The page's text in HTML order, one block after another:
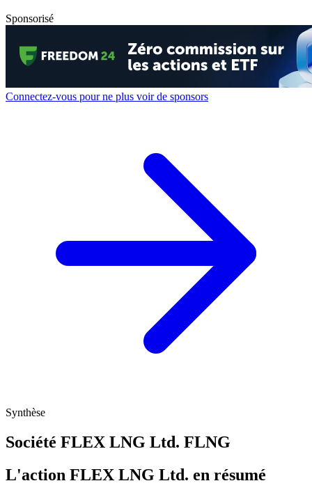
Sponsorisé
Connectez-vous pour ne plus voir de sponsors
Synthèse
Société FLEX LNG Ltd. FLNG
L'action FLEX LNG Ltd. en résumé